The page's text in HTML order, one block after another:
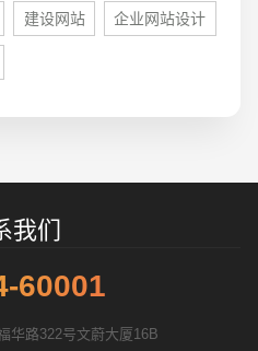
建设网站 企业网站设计
我们
60001
华路322号文蔚大厦16B